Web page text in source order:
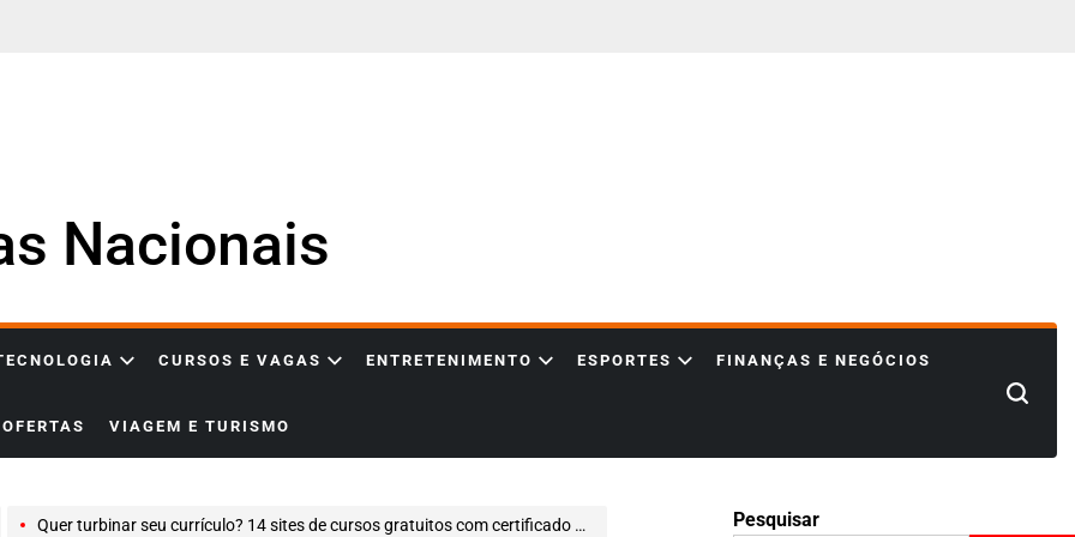
Nacionais
CURSOS E VAGAS ENTRETENIMENTO ESPORTES FINANÇAS E NEGÓCIOS
OFERTAS VIAGEM E TURISMO
Search
Quer turbinar seu currículo? 14 sites de cursos gratuitos com certificado (atualizado) Pesquisar